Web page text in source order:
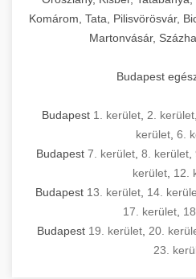
Komárom, Tata, Pilisvörösvár,
Martonvásár,
Budapest
Budapest 1. kerület 2. kerület
kerület 6.
Budapest 7. kerület, 8. kerület,
kerület 12.
Budapest 13. kerület 14.
17. kerület
Budapest 19. kerület 20.
23.